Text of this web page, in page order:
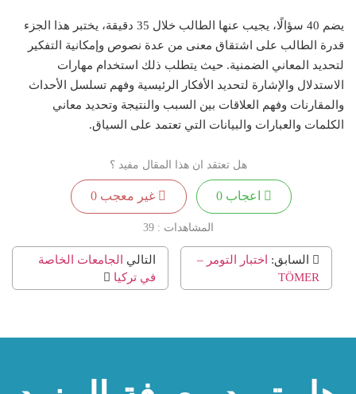
يضم 40 سؤالًا، يجيب عنها الطالب خلال 35 دقيقة، يختبر هذا الجزء
قدرة الطالب على اشتقاق معنى من عدة نصوص وإمكانية التفكير
لتحديد المعاني الضمنية. حيث يتطلب ذلك استخدام مهارات
الاستدلال والإشارة لتحديد الأفكار الرئيسية وفهم تسلسل الأحداث
والمقارنات وفهم العلاقات بين السبب والنتيجة وتحديد معاني
الكلمات والعبارات والبيانات التي تعتمد على السياق.
هل تعتقد ان هذا المقال مفيد ؟
اعجاب0 غير معجب 0
المشاهدات : 39
السابق:
اختبار التومر –
TÖMER
التالي
الجامعات الخاصة
في تركيا